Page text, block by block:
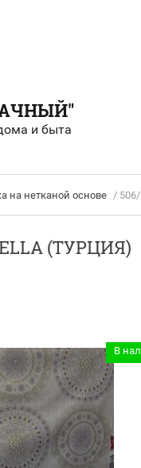
и быта
на нетканой основе / 506/
(ТУРЦИЯ)
В